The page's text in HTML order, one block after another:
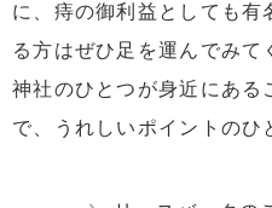
に、痔の御利益としても有
る方はぜひ足を運んでみて
神社のひとつが身近にある
で、うれしいポイントのひ